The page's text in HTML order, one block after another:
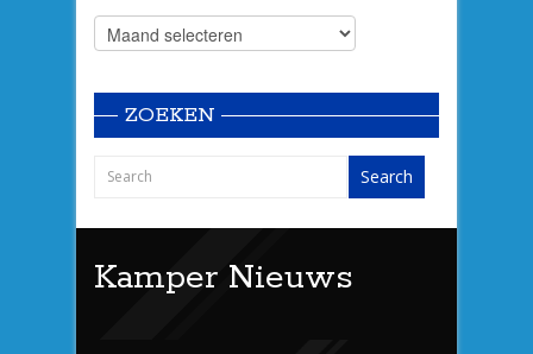
ZOEKEN
Kamper Nieuws